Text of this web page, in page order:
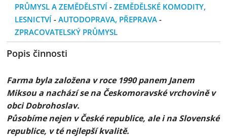
PRŮMYSL A ZEMĚDĚLSTVÍ -ZEMĚDĚLSKÉ KOMODITY,
LESNICTVÍ -AUTODOPRAVA, PŘEPRAVA -
ZPRACOVATELSKÝ PRŮMYSL
Popis činnosti
Farma byla založena v roce 1990 panem Janem
Miksou a nachází se na Českomoravské vrchovině v
obci Dobrohoslav.
Působíme nejen v České republice, ale i na Slovenské
republice, v té nejlepší kvalitě.